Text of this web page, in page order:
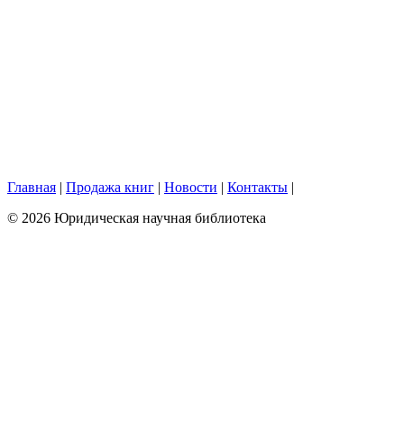
Главная | Продажа книг | Новости | Контакты |
© 2026 Юридическая научная библиотека